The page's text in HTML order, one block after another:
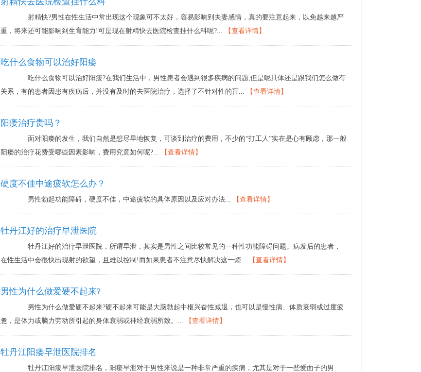
射精快?男性在性生活中常出现这个现象可不太好，容易影响到夫妻感情，真的要注意起来，以免越来越严
重，将来还可能影响到生育能力!可是现在射精快去医院检查挂什么科呢?...
【查看详情】
吃什么食物可以治好阳痿
吃什么食物可以治好阳痿?在我们生活中，男性患者会遇到很多疾病的问题,但是呢具体还是跟我们怎么做有
关系，有的患者因患有疾病后，并没有及时的去医院治疗，选择了不针对性的盲...
【查看详情】
阳痿治疗贵吗？
面对阳痿的发生，我们自然是想尽早地恢复，可谈到治疗的费用，不少的“打工人”实在是心有顾虑，那一般
阳痿的治疗花费受哪些因素影响，费用究竟如何呢?...
【查看详情】
硬度不佳中途疲软怎么办？
男性勃起功能障碍，硬度不佳，中途疲软的具体原因以及应对办法... 【查看详情】
牡丹江好的治疗早泄医院
牡丹江好的治疗早泄医院，所谓早泄，其实是男性之间比较常见的一种性功能障碍问题。病发后的患者，
在性生活中会很快出现射的欲望，且难以控制!而如果患者不注意尽快解决这一烦...
【查看详情】
男性为什么做爱硬不起来?
男性为什么做爱硬不起来?硬不起来可能是大脑勃起中枢兴奋性减退，也可以是慢性病、体质衰弱或过度疲
惫，是体力或脑力劳动所引起的身体衰弱或神经衰弱所致。...
【查看详情】
牡丹江阳痿早泄医院排名
牡丹江阳痿早泄医院排名，阳痿早泄对于男性来说是一种非常严重的疾病，尤其是对于一些爱面子的男